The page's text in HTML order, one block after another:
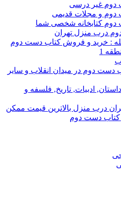
دوم غیر درسی
دوم و مجلات قدیمی
دوم کتابخانه شخصی شما
درب منزل تهران
: خرید و فروش کتاب دست دوم
1
دست دوم در میدان انقلاب و سایر
ادبیات, تاریخ, فلسفه و
درب منزل بالاترین قیمت ممکن
کتاب دست دوم